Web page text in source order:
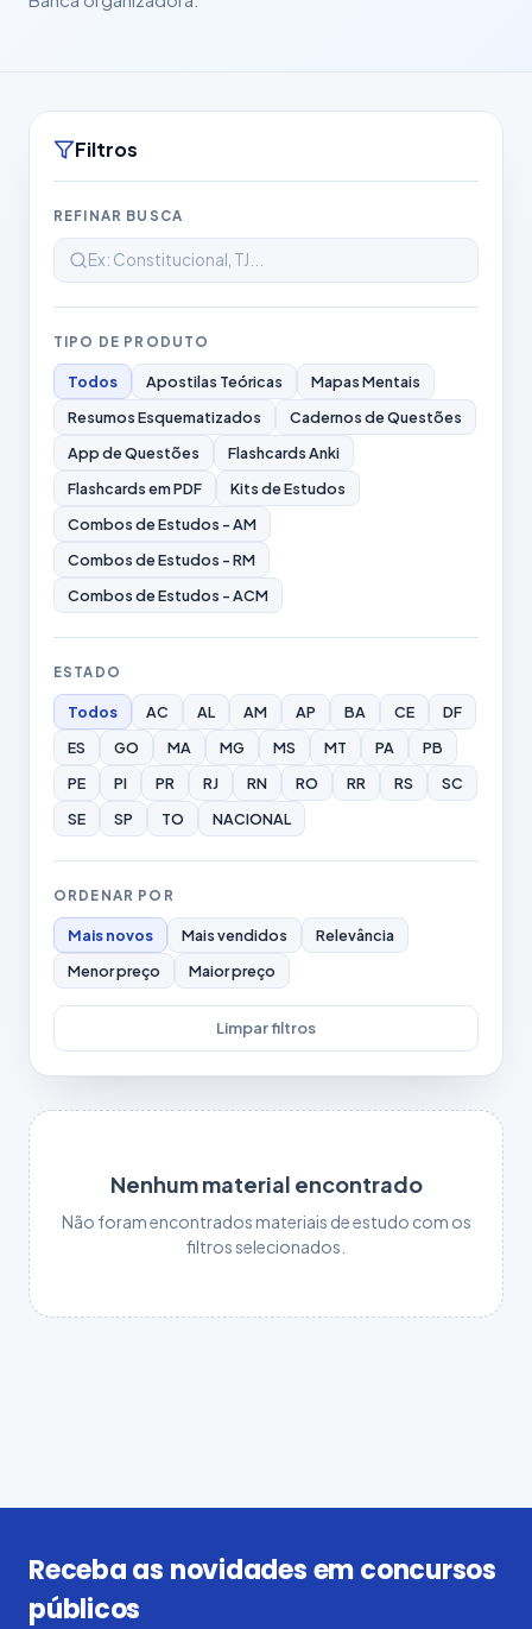
Filtros
REFINAR BUSCA
TIPO DE PRODUTO
Todos Apostilas Teóricas
Mapas Mentais
Resumos Esquematizados
Cadernos de Questões
App de Questões
Flashcards Anki
Flashcards em PDF
Kits de Estudos
Combos de Estudos - AM
Combos de Estudos - RM
Combos de Estudos - ACM
ESTADO
Todos AC AL AM AP BA CE
DF
ES
GO MA MG MS MT PA
PB
PE
PI PR RJ RN RO RR RS
SC
SE
SP TO NACIONAL
ORDENAR POR
Mais novos Mais vendidos
Relevância
Menor preço
Maior preço
Limpar filtros
Nenhum material encontrado
Não foram encontrados materiais de estudo com os
filtros selecionados.
Receba as novidades em concursos
públicos